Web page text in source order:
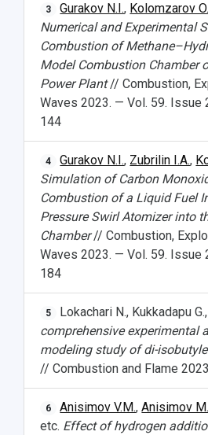
Структура университета
Институты и факультеты
Кафедры
Научные подразделения
Отделы и службы
Общественные
Институт искусственного
Аграрный карбоновый
Архив
Фирменный стиль
Устойчивое развитие
3D-тур по университету
Музеи
Учебный аэродром
Центр истории
Ботанический сад
Умный дом бабочек
Международный
Просветительский
Стипендии
Тестирование
знание русского языка,
основ законодательства
Платные
Подготовительные курсы
Библиотека
Видеолекции
Противодействие COVID-19
Структурная схема
исследовательской
Материальная база
Подразделения научного
Организационные
Результаты научно-
деятельности
Научно-технические
Конкурсы научных
Областной конкурс
Отчеты о научно-
деятельности
Журналы Самарского
Научные конференции
Патенты
Публикации и издания
Отчеты о проведенных
3 Gurakov N.I., Kolomzarov
Numerical and Experimental
Combustion of
Model Combustion Chamber
Power Plant// Combustion,
Waves 2023. — Vol. 59. Issue
144
4 Gurakov N.I., Zubrilin I.A.,
Simulation of Carbon
Combustion of a Liquid Fuel
Pressure Swirl Atomizer into
Chamber// Combustion,
Waves 2023. — Vol. 59. Issue
184
5 Lokachari N., Kukkadapu
comprehensive experimental
modeling study of di-
// Combustion and Flame
6 Anisimov V.M.,Anisimov
etc. Effect of hydrogen